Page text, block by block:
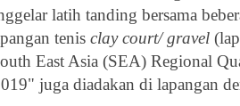
latih tanding bersama
tenis clay court/ gravel
East Asia (SEA) Regional
juga diadakan di lapangan